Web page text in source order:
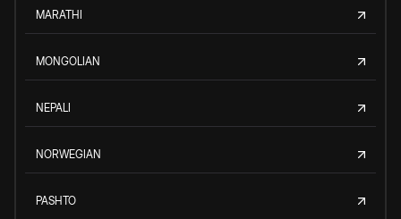
MARATHI
MONGOLIAN
NEPALI
NORWEGIAN
PASHTO